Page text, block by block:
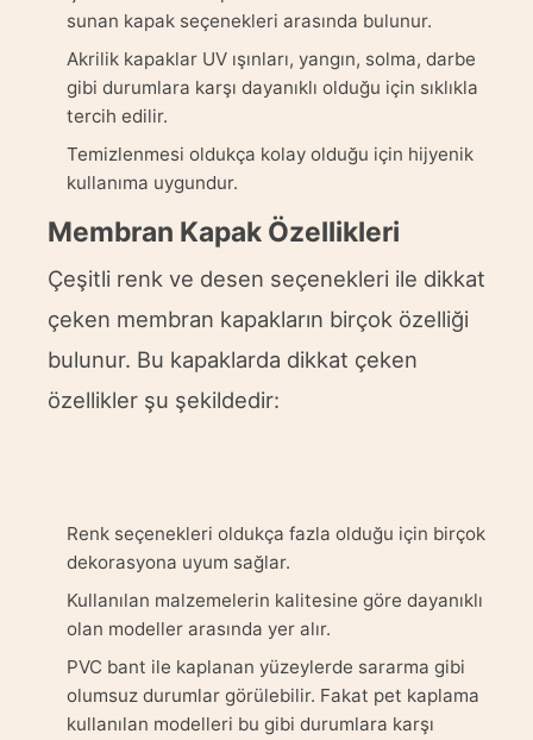
sunan kapak seçenekleri arasında bulunur.
Akrilik kapaklar UV ışınları, yangın, solma, darbe
gibi durumlara karşı dayanıklı olduğu için sıklıkla
tercih edilir.
Temizlenmesi oldukça kolay olduğu için hijyenik
kullanıma uygundur.
Membran Kapak Özellikleri
Çeşitli renk ve desen seçenekleri ile dikkat
çeken membran kapakların birçok özelliği
bulunur. Bu kapaklarda dikkat çeken
özellikler şu şekildedir:
Renk seçenekleri oldukça fazla olduğu için birçok
dekorasyona uyum sağlar.
Kullanılan malzemelerin kalitesine göre dayanıklı
olan modeller arasında yer alır.
PVC bant ile kaplanan yüzeylerde sararma gibi
olumsuz durumlar görülebilir. Fakat pet kaplama
kullanılan modelleri bu gibi durumlara karşı